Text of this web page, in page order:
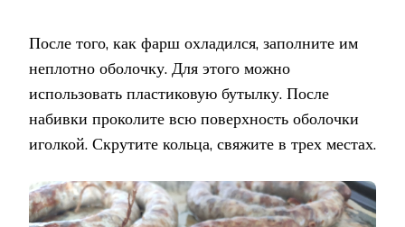
После того, как фарш охладился, заполните им
неплотно оболочку. Для этого можно
использовать пластиковую бутылку. После
набивки проколите всю поверхность оболочки
иголкой. Скрутите кольца, свяжите в трех местах.